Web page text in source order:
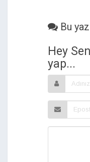
Bu
Hey
yap...